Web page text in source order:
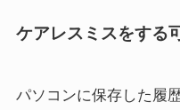
ケアレスミスをする
パソコンに保存した履